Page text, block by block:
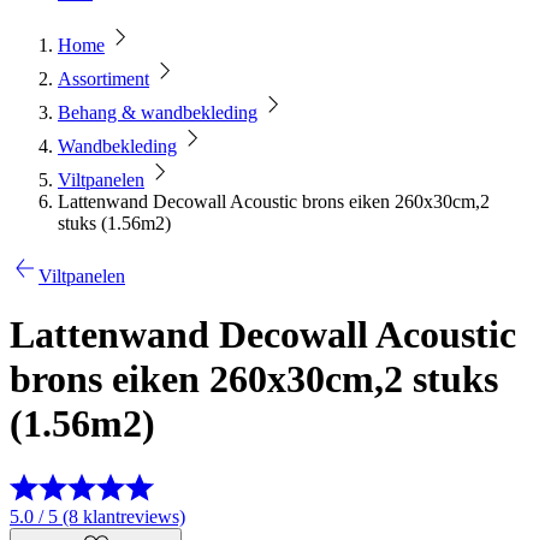
Home
Assortiment
Behang & wandbekleding
Wandbekleding
Viltpanelen
Lattenwand Decowall Acoustic brons eiken 260x30cm,2
stuks (1.56m2)
Viltpanelen
Lattenwand Decowall Acoustic
brons eiken 260x30cm,2 stuks
(1.56m2)
5.0 / 5 (8 klantreviews)